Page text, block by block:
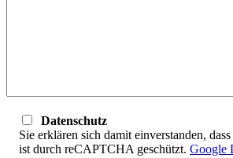
Datenschutz
Sie erklären sich damit einverstanden,
ist durch reCAPTCHA geschützt. Google